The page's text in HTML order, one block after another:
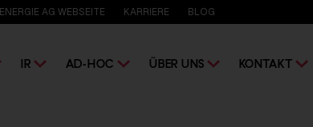
ENERGIE AG WEBSEITE KARRIERE BLOG
IR AD-HOC ÜBER UNS KONTAKT